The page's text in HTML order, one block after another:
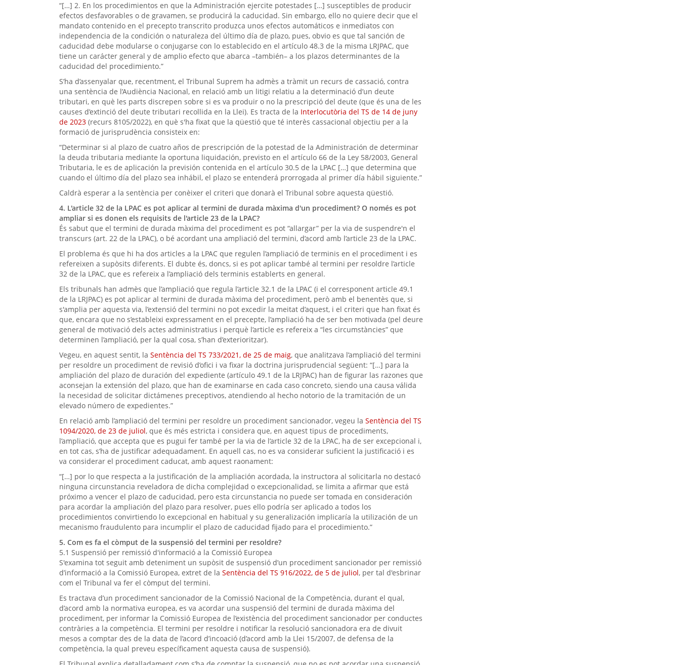
“[…] 2. En los procedimientos en que la Administración ejercite potestades […] susceptibles de producir
efectos desfavorables o de gravamen, se producirá la caducidad. Sin embargo, ello no quiere decir que el
mandato contenido en el precepto transcrito produzca unos efectos automáticos e inmediatos con
independencia de la condición o naturaleza del último día de plazo, pues, obvio es que tal sanción de
caducidad debe modularse o conjugarse con lo establecido en el artículo 48.3 de la misma LRJPAC, que
tiene un carácter general y de amplio efecto que abarca –también– a los plazos determinantes de la
caducidad del procedimiento.”
S’ha d’assenyalar que, recentment, el Tribunal Suprem ha admès a tràmit un recurs de cassació, contra
una sentència de l’Audiència Nacional, en relació amb un litigi relatiu a la determinació d’un deute
tributari, en què les parts discrepen sobre si es va produir o no la prescripció del deute (que és una de les
causes d’extinció del deute tributari recollida en la Llei). Es tracta de la Interlocutòria del TS de 14 de juny
de 2023 (recurs 8105/2022), en què s'ha fixat que la qüestió que té interès cassacional objectiu per a la
formació de jurisprudència consisteix en:
“Determinar si al plazo de cuatro años de prescripción de la potestad de la Administración de determinar
la deuda tributaria mediante la oportuna liquidación, previsto en el artículo 66 de la Ley 58/2003, General
Tributaria, le es de aplicación la previsión contenida en el artículo 30.5 de la LPAC […] que determina que
cuando el último día del plazo sea inhábil, el plazo se entenderá prorrogada al primer día hábil siguiente.”
Caldrà esperar a la sentència per conèixer el criteri que donarà el Tribunal sobre aquesta qüestió.
4. L'article 32 de la LPAC es pot aplicar al termini de durada màxima d'un procediment? O només es pot
ampliar si es donen els requisits de l'article 23 de la LPAC?
És sabut que el termini de durada màxima del procediment es pot “allargar” per la via de suspendre'n el
transcurs (art. 22 de la LPAC), o bé acordant una ampliació del termini, d’acord amb l’article 23 de la LPAC.
El problema és que hi ha dos articles a la LPAC que regulen l’ampliació de terminis en el procediment i es
refereixen a supòsits diferents. El dubte és, doncs, si es pot aplicar també al termini per resoldre l’article
32 de la LPAC, que es refereix a l’ampliació dels terminis establerts en general.
Els tribunals han admès que l’ampliació que regula l’article 32.1 de la LPAC (i el corresponent article 49.1
de la LRJPAC) es pot aplicar al termini de durada màxima del procediment, però amb el benentès que, si
s'amplia per aquesta via, l’extensió del termini no pot excedir la meitat d’aquest, i el criteri que han fixat és
que, encara que no s’estableixi expressament en el precepte, l’ampliació ha de ser ben motivada (pel deure
general de motivació dels actes administratius i perquè l’article es refereix a “les circumstàncies” que
determinen l’ampliació, per la qual cosa, s’han d’exterioritzar).
Vegeu, en aquest sentit, la Sentència del TS 733/2021, de 25 de maig, que analitzava l’ampliació del termini
per resoldre un procediment de revisió d’ofici i va fixar la doctrina jurisprudencial següent: “[…] para la
ampliación del plazo de duración del expediente (artículo 49.1 de la LRJPAC) han de figurar las razones que
aconsejan la extensión del plazo, que han de examinarse en cada caso concreto, siendo una causa válida
la necesidad de solicitar dictámenes preceptivos, atendiendo al hecho notorio de la tramitación de un
elevado número de expedientes.”
En relació amb l’ampliació del termini per resoldre un procediment sancionador, vegeu la Sentència del TS
1094/2020, de 23 de juliol, que és més estricta i considera que, en aquest tipus de procediments,
l’ampliació, que accepta que es pugui fer també per la via de l’article 32 de la LPAC, ha de ser excepcional i,
en tot cas, s’ha de justificar adequadament. En aquell cas, no es va considerar suficient la justificació i es
va considerar el procediment caducat, amb aquest raonament:
“[…] por lo que respecta a la justificación de la ampliación acordada, la instructora al solicitarla no destacó
ninguna circunstancia reveladora de dicha complejidad o excepcionalidad, se limita a afirmar que está
próximo a vencer el plazo de caducidad, pero esta circunstancia no puede ser tomada en consideración
para acordar la ampliación del plazo para resolver, pues ello podría ser aplicado a todos los
procedimientos convirtiendo lo excepcional en habitual y su generalización implicaría la utilización de un
mecanismo fraudulento para incumplir el plazo de caducidad fijado para el procedimiento.”
5. Com es fa el còmput de la suspensió del termini per resoldre?
5.1 Suspensió per remissió d'informació a la Comissió Europea
S'examina tot seguit amb deteniment un supòsit de suspensió d’un procediment sancionador per remissió
d’informació a la Comissió Europea, extret de la Sentència del TS 916/2022, de 5 de juliol, per tal d'esbrinar
com el Tribunal va fer el còmput del termini.
Es tractava d’un procediment sancionador de la Comissió Nacional de la Competència, durant el qual,
d’acord amb la normativa europea, es va acordar una suspensió del termini de durada màxima del
procediment, per informar la Comissió Europea de l’existència del procediment sancionador per conductes
contràries a la competència. El termini per resoldre i notificar la resolució sancionadora era de divuit
mesos a comptar des de la data de l’acord d’incoació (d’acord amb la Llei 15/2007, de defensa de la
competència, la qual preveu específicament aquesta causa de suspensió).